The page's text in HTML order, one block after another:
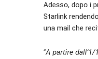
Adesso, dopo i
Starlink
una mail che
“A partire